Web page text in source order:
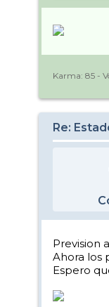
Karma: 85 -
Re:
Prevision
Ahora los
Espero